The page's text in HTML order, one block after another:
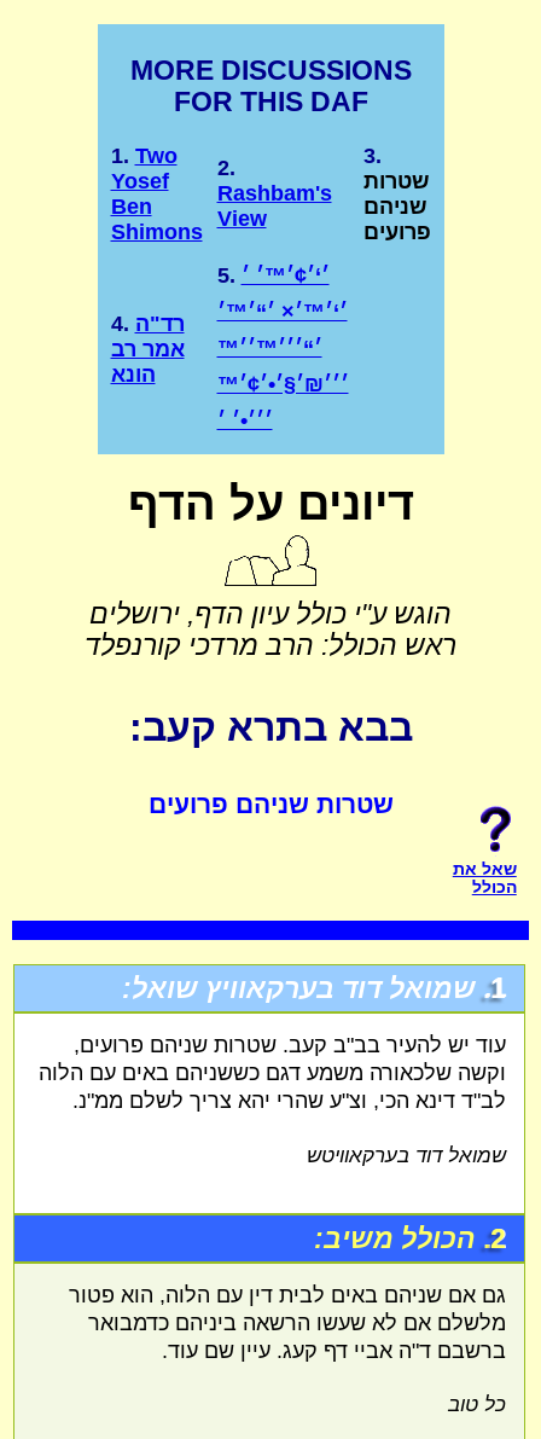
MORE DISCUSSIONS
FOR THIS DAF
1. Two
Yosef
Ben
Shimons
2.
Rashbam's
View
3.
שטרות
שניהם
פרועים
4. רד"ה
אמר רב
הונא
5. ׳‘׳¢׳™׳ ׳
׳‘׳™׳× ׳“׳™׳
׳“׳׳׳™׳׳™
׳׳׳₪׳§׳•׳¢׳™
דיונים על הדף
הוגש ע"י כולל עיון הדף, ירושלים
ראש הכולל: הרב מרדכי קורנפלד
בבא בתרא קעב:
שטרות שניהם פרועים
שאל את
הכולל
1. שמואל דוד בערקאוויץ שואל:
עוד יש להעיר בב"ב קעב. שטרות שניהם פרועים,
וקשה שלכאורה משמע דגם כששניהם באים עם הלוה
לב"ד דינא הכי, וצ"ע שהרי יהא צריך לשלם ממ"נ.
שמואל דוד בערקאוויטש
2. הכולל משיב:
גם אם שניהם באים לבית דין עם הלוה, הוא פטור
מלשלם אם לא שעשו הרשאה ביניהם כדמבואר
ברשבם ד"ה אביי דף קעג. עיין שם עוד.
כל טוב